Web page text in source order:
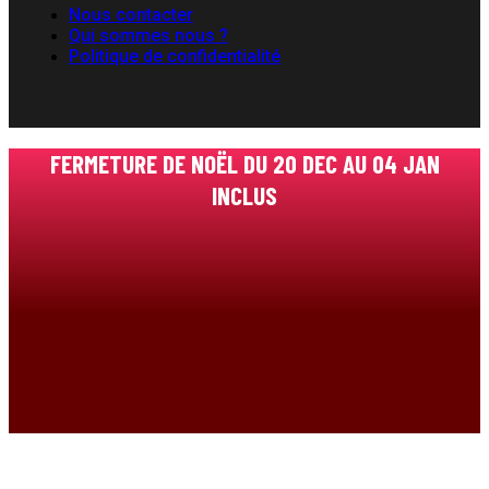
Nous contacter
Qui sommes nous ?
Politique de confidentialité
FERMETURE DE NOËL DU 20 DEC AU 04 JAN
INCLUS